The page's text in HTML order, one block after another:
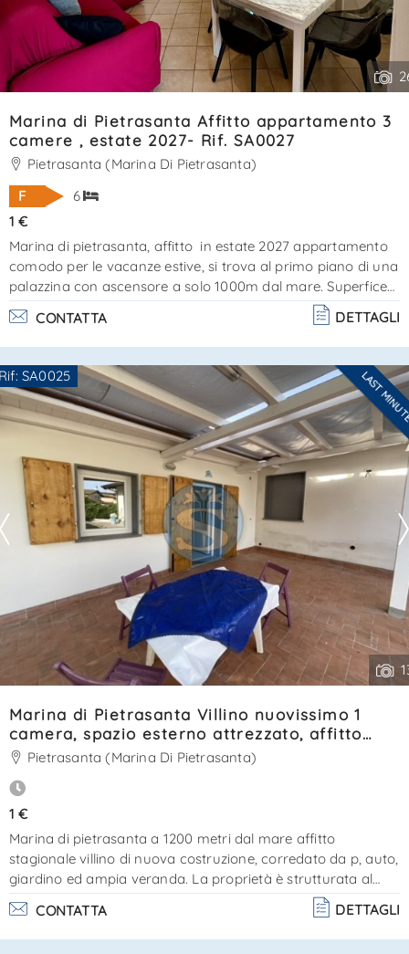
Marina di Pietrasanta Affitto appartamento 3
camere , estate 2027- Rif. SA0027
Pietrasanta (Marina Di Pietrasanta)
F
6
1 €
Marina di pietrasanta, affitto in estate 2027 appartamento
comodo per le vacanze estive, si trova al primo piano di una
palazzina con ascensore a solo 1000m dal mare. Superfice
di 80mq circa con balconi attrezzati per mangiare fuori e
area relax. L’appartamento è in ottime condizioni di
manutenzionecomposizione:ingresso soggiorno-pranzo con
angolo cottura, 1 camera matrimoniale padronale con
bagno doccia en suite e balcone. 1 camera matrimoniale
con balcone privato, 1 camera matrimo. . .
CONTATTA DETTAGLI
SA0025 LAST
Ti interessa?
Contatta
--------------------
Vedi tutti i dettagli
Marina di Pietrasanta Villino nuovissimo 1
camera, spazio esterno attrezzato, affitto
Stagione estiva 2027. Rif. SA0025
Pietrasanta (Marina Di Pietrasanta)
1 €
Marina di pietrasanta a 1200 metri dal mare affitto
stagionale villino di nuova costruzione, corredato da p, auto,
giardino ed ampia veranda. La proprietà è strutturata al
solo piano terra ed è comosta da sggiorno-pranzo con
divano letto 1 posto e cucina a vista, dispensa-lavanderia,
camera matrimoniale e bagno con doccia. Piacevolissimo e
CONTATTA DETTAGLI